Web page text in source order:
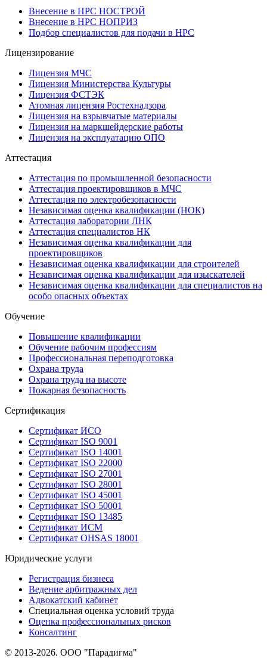
Внесение в НРС НОСТРОЙ
Внесение в НРС НОПРИЗ
Подбор специалистов для подачи в НРС
Лицензирование
Лицензия МЧС
Лицензия Министерства Культуры
Лицензия ФСТЭК
Атомная лицензия Ростехнадзора
Лицензия на взрывчатые материалы
Лицензия на маркшейдерские работы
Лицензия на эксплуатацию ОПО
Аттестация
Аттестация по промышленной безопасности
Аттестация проектировщиков в МЧС
Аттестация по электробезопасности
Независимая оценка квалификации (НОК)
Аттестация лаборатории ЛНК
Аттестация специалистов НК
Независимая оценка квалификации для
проектировщиков
Независимая оценка квалификации для строителей
Независимая оценка квалификации для изыскателей
Независимая оценка квалификации для специалистов на
особо опасных объектах
Обучение
Повышение квалификации
Обучение рабочим профессиям
Профессиональная переподготовка
Охрана труда
Охрана труда на высоте
Пожарная безопасность
Сертификация
Сертификат ИСО
Сертификат ISO 9001
Сертификат ISO 14001
Сертификат ISO 22000
Сертификат ISO 27001
Сертификат ISO 28001
Сертификат ISO 45001
Сертификат ISO 50001
Сертификат ISO 13485
Сертификат ИСМ
Сертификат OHSAS 18001
Юридические услуги
Регистрация бизнеса
Ведение арбитражных дел
Адвокатский кабинет
Специальная оценка условий труда
Оценка профессиональных рисков
Консалтинг
© 2013-2026. ООО "Парадигма"